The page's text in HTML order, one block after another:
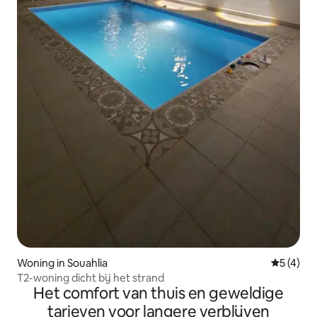
Woning in Souahlia
5 (4)
T2-woning dicht bij het strand
Het comfort van thuis en geweldige
tarieven voor langere verblijven